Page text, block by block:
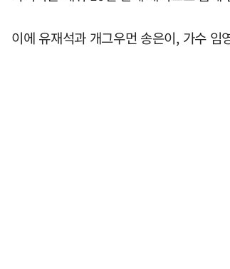
이에 유재석과 개그우먼 송은이, 가수